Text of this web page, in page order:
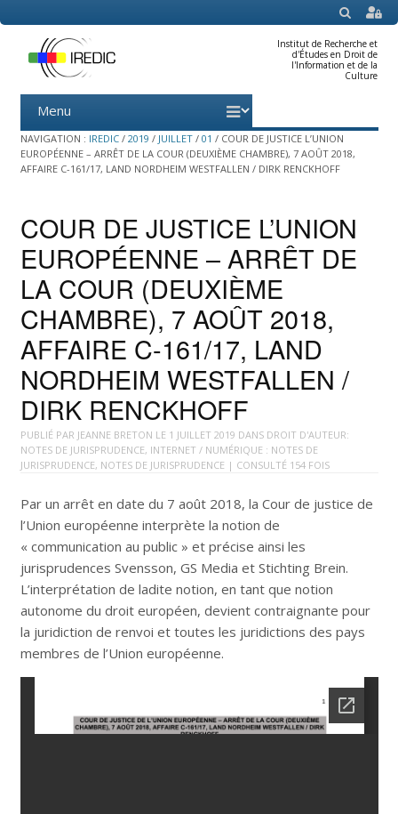
SEARCH
Institut de Recherche et
d'Études en Droit de
l'Information et de la
Culture
Menu
content
NAVIGATION : IREDIC / 2019 / JUILLET / 01 / COUR DE JUSTICE L’UNION
EUROPÉENNE – ARRÊT DE LA COUR (DEUXIÈME CHAMBRE), 7 AOÛT 2018,
AFFAIRE C-161/17, LAND NORDHEIM WESTFALLEN / DIRK RENCKHOFF
COUR DE JUSTICE L’UNION
EUROPÉENNE – ARRÊT DE
LA COUR (DEUXIÈME
CHAMBRE), 7 AOÛT 2018,
AFFAIRE C-161/17, LAND
NORDHEIM WESTFALLEN /
DIRK RENCKHOFF
PUBLIÉ PAR JEANNE BRETON LE 1 JUILLET 2019 DANS DROIT D'AUTEUR:
NOTES DE JURISPRUDENCE, INTERNET / NUMÉRIQUE : NOTES DE
JURISPRUDENCE, NOTES DE JURISPRUDENCE | CONSULTÉ 154 FOIS
Par un arrêt en date du 7 août 2018, la Cour de justice de
l’Union européenne interprète la notion de
« communication au public » et précise ainsi les
jurisprudences Svensson, GS Media et Stichting Brein.
L’interprétation de ladite notion, en tant que notion
autonome du droit européen, devient contraignante pour
la juridiction de renvoi et toutes les juridictions des pays
membres de l’Union européenne.